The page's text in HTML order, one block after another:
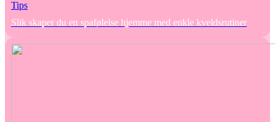
Tips
Slik skaper du en spafølelse hjemme med enkle kveldsrutiner